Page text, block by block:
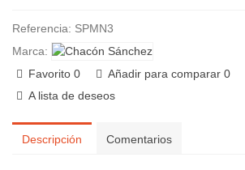
Referencia: SPMN3
Marca:
Favorito 0 Añadir para comparar 0
A lista de deseos
Descripción Comentarios